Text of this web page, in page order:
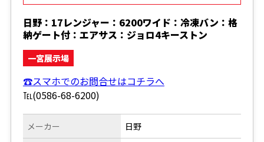
日野：17レンジャー：6200ワイド：冷凍バン：格
納ゲート付：エアサス：ジョロ4キーストン
一宮展示場
☎スマホでのお問合せはコチラへ
℡(0586-68-6200)
メーカー 日野